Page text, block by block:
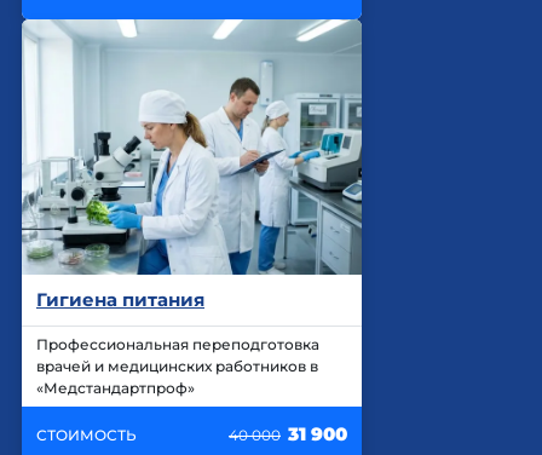
Гигиена питания
Профессиональная переподготовка
врачей и медицинских работников в
«Медстандартпроф»
СТОИМОСТЬ 40 000 31 900